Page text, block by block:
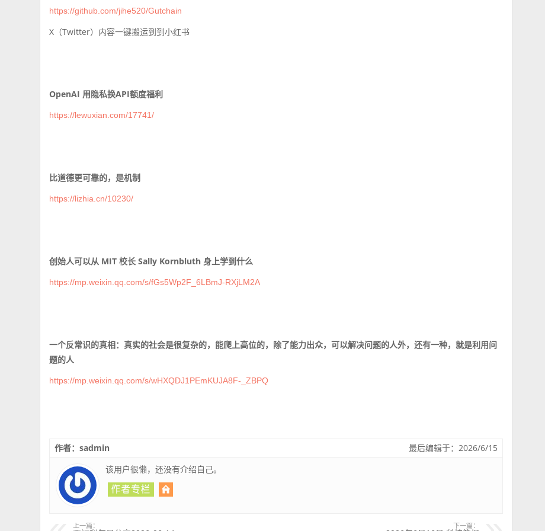
https://github.com/jihe520/Gutchain
X（Twitter）内容一键搬运到到小红书
OpenAI 用隐私换API额度福利
https://lewuxian.com/17741/
比道德更可靠的，是机制
https://lizhia.cn/10230/
创始人可以从 MIT 校长 Sally Kornbluth 身上学到什么
https://mp.weixin.qq.com/s/fGs5Wp2F_6LBmJ-RXjLM2A
一个反常识的真相：真实的社会是很复杂的，能爬上高位的，除了能力出众，可以解决问题的人外，还有一种，就是利用问
题的人
https://mp.weixin.qq.com/s/wHXQDJ1PEmKUJA8F-_ZBPQ
最后编辑于：2026/6/15
作者：sadmin
该用户很懒，还没有介绍自己。
上一篇： 下一篇：